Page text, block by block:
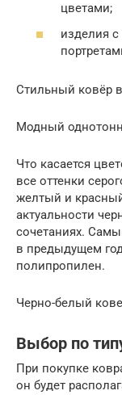
цветами;
изделия
Стильный ковёр
Модный
Что касается
все оттенки
желтый и
актуальности
сочетаниях.
в предыдущем
полипропилен.
Черно-белый
Выбор по
При покупке
он будет